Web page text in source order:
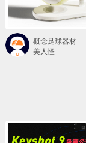
概念足球器材
美人怪